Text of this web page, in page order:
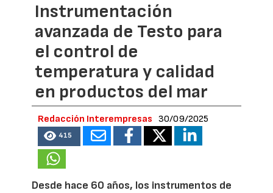
Instrumentación
avanzada de Testo para
el control de
temperatura y calidad
en productos del mar
Redacción Interempresas 30/09/2025
415
Desde hace 60 años, los instrumentos de